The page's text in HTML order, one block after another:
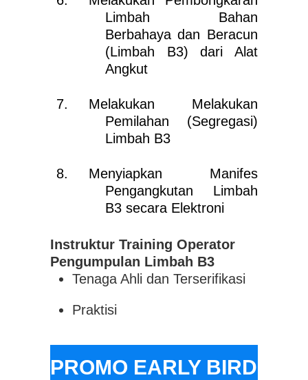
Limbah Bahan
Berbahaya dan Beracun
(Limbah B3) dari Alat
Angkut
Melakukan Melakukan
Pemilahan (Segregasi)
Limbah B3
Menyiapkan Manifes
Pengangkutan Limbah
B3 secara Elektroni
Instruktur Training Operator
Pengumpulan Limbah B3
Tenaga Ahli dan Terserifikasi
Praktisi
PROMO EARLY BIRD